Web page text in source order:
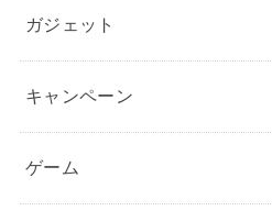
ガジェット
キャンペーン
ゲーム